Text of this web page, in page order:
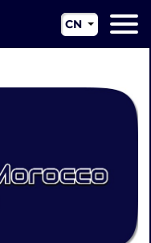
关于我们
新闻资讯
CN
EN